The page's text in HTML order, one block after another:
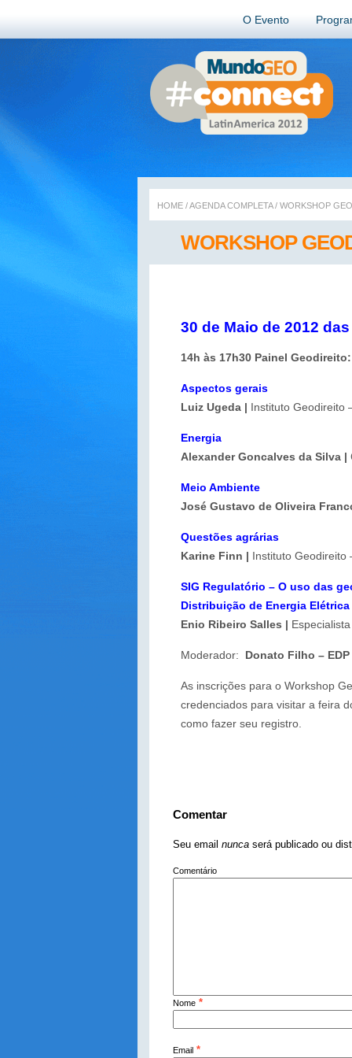
O Evento
WORKSHOP
HOME/AGENDA COMPLETA/ WORKSHOP
30 de Maio de 2012
14h às 17h30 Painel
Aspectos gerais
Luiz Ugeda | Instituto Geodireito
Energia
Alexander Goncalves da Silva |
Meio Ambiente
José Gustavo de Oliveira
Questões agrárias
Karine Finn | Instituto Geodireito
SIG Regulatório – O uso das
Distribuição de Energia Elétrica
Enio Ribeiro Salles |
Moderador: Donato Filho – EDP
As inscrições para o Workshop
credenciados para visitar a feira
como fazer seu registro.
Comentar
Seu email nuncaserá publicado ou
Comentário
Nome *
Email *